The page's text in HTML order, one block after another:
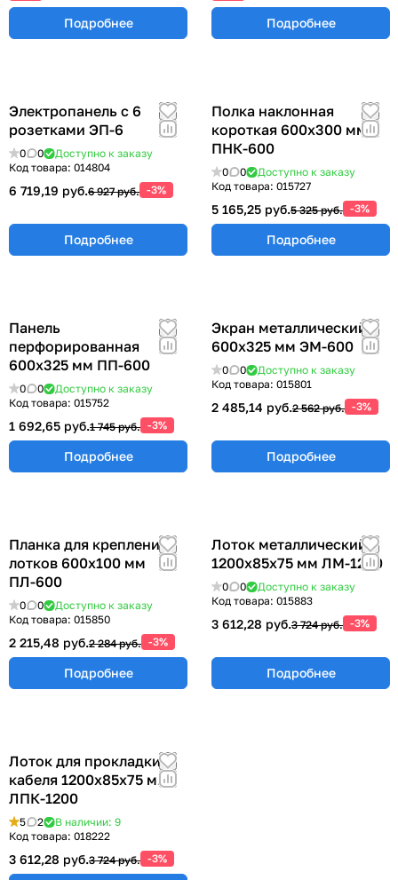
Подробнее Подробнее
Электропанель с 6
розетками ЭП-6
0 0
Доступно к заказу
Код товара: 014804
6 719,19 руб.6 927 руб. -3%
Подробнее
Полка наклонная
короткая 600х300 мм
ПНК-600
0 0
Доступно к заказу
Код товара: 015727
5 165,25 руб.5 325 руб. -3%
Подробнее
Панель
перфорированная
600х325 мм ПП-600
0 0
Доступно к заказу
Код товара: 015752
1 692,65 руб.1 745 руб. -3%
Подробнее
Экран металлический
600х325 мм ЭМ-600
0 0
Доступно к заказу
Код товара: 015801
2 485,14 руб.2 562 руб. -3%
Подробнее
Планка для крепления
лотков 600х100 мм
ПЛ-600
0 0
Доступно к заказу
Код товара: 015850
2 215,48 руб.2 284 руб. -3%
Подробнее
Лоток металлический
1200х85х75 мм ЛМ-1200
0 0
Доступно к заказу
Код товара: 015883
3 612,28 руб.3 724 руб. -3%
Подробнее
Лоток для прокладки
кабеля 1200х85х75 мм
ЛПК-1200
5 2
В наличии: 9
Код товара: 018222
3 612,28 руб.3 724 руб. -3%